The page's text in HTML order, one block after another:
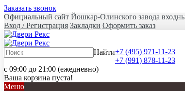
Заказать звонок
Официальный сайт Йошкар-Олинского завода
Вход / Регистрация Закладки Оформить заказ
Найти+7 (495) 971-11-23
+7 (991) 878-11-23
с 09:00 до 21:00 (ежедневно)
Ваша корзина пуста!
Меню